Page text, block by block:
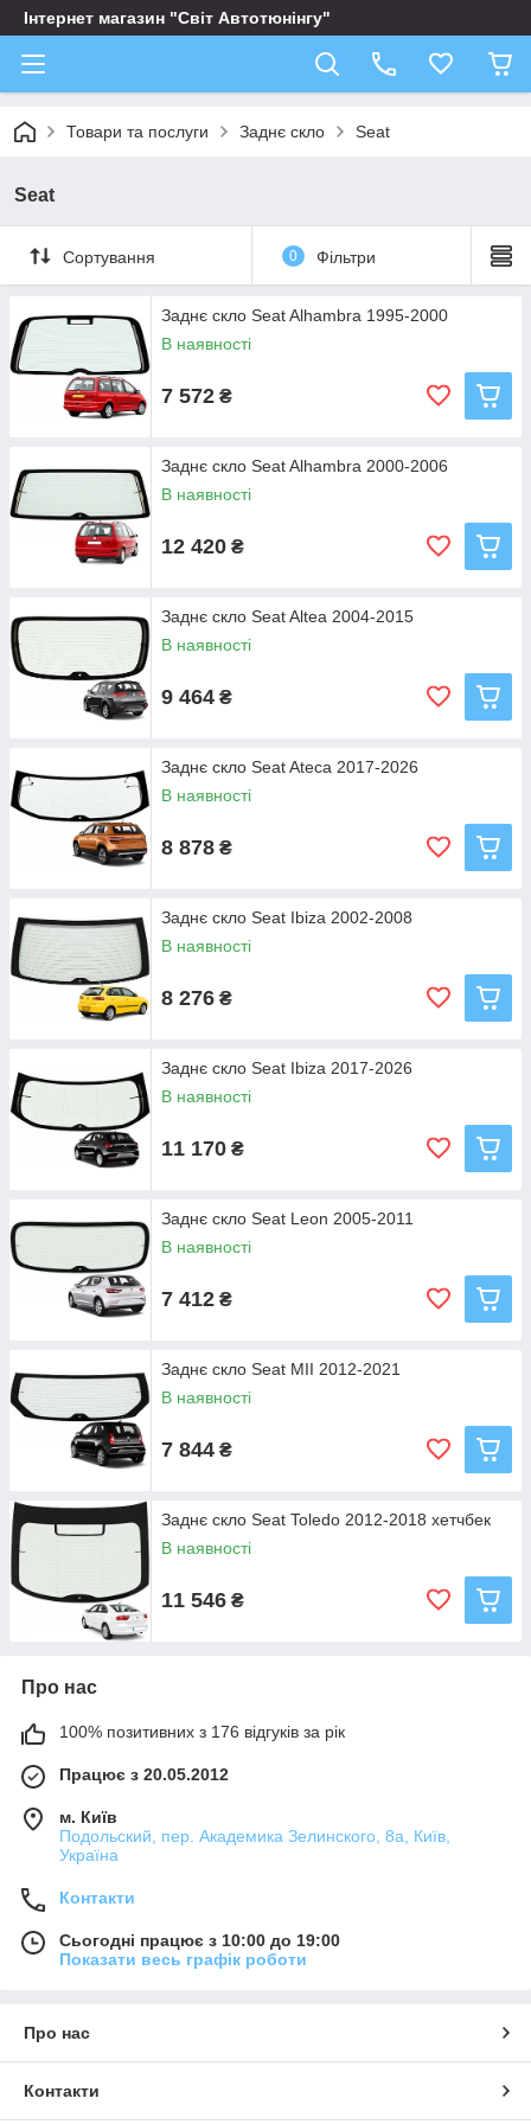
Інтернет магазин "Світ Автотюнінгу"
Товари та послуги Заднє скло Seat
Seat
Сортування 0 Фільтри
Заднє скло Seat Alhambra 1995-2000
В наявності
7 572 ₴
Заднє скло Seat Alhambra 2000-2006
В наявності
12 420 ₴
Заднє скло Seat Altea 2004-2015
В наявності
9 464 ₴
Заднє скло Seat Ateca 2017-2026
В наявності
8 878 ₴
Заднє скло Seat Ibiza 2002-2008
В наявності
8 276 ₴
Заднє скло Seat Ibiza 2017-2026
В наявності
11 170 ₴
Заднє скло Seat Leon 2005-2011
В наявності
7 412 ₴
Заднє скло Seat MII 2012-2021
В наявності
7 844 ₴
Заднє скло Seat Toledo 2012-2018 хетчбек
В наявності
11 546 ₴
Про нас
100% позитивних з 176 відгуків за рік
Працює з 20.05.2012
м. Київ
Подольский, пер. Академика Зелинского, 8а, Київ,
Україна
Контакти
Сьогодні працює з 10:00 до 19:00
Показати весь графік роботи
Про нас
Контакти